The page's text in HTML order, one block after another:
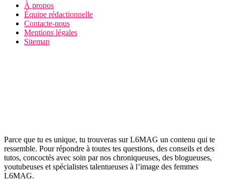
À propos
Équipe rédactionnelle
Contacte-nous
Mentions légales
Sitemap
Parce que tu es unique, tu trouveras sur L6MAG un contenu qui te
ressemble. Pour répondre à toutes tes questions, des conseils et des
tutos, concoctés avec soin par nos chroniqueuses, des blogueuses,
youtubeuses et spécialistes talentueuses à l’image des femmes
L6MAG.